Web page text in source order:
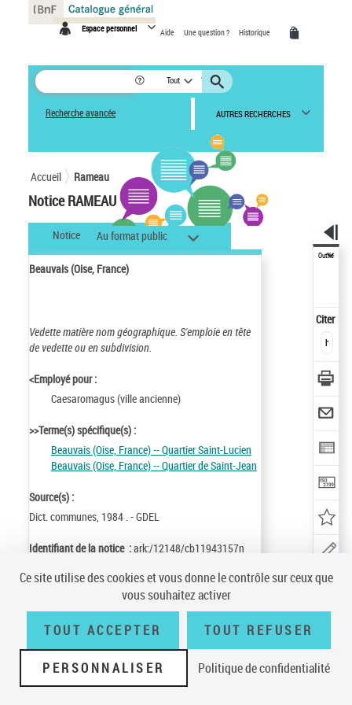
Espace personnel Aide Une question ? Historique
Tout
Recherche avancée AUTRES RECHERCHES
Accueil Rameau
Notice RAMEAU
Notice Au format public
Beauvais (Oise, France)
Vedette matière nom géographique. S'emploie en tête
de vedette ou en subdivision.
<Employé pour :
Caesaromagus (ville ancienne)
>>Terme(s) spécifique(s) :
Beauvais (Oise, France) -- Quartier Saint-Lucien
Beauvais (Oise, France) -- Quartier de Saint-Jean
Source(s) :
Dict. communes, 1984 . - GDEL
Identifiant de la notice :ark:/12148/cb11943157n
Création :82/04/05 Mise à jour :90/01/31
Outils
Citer
Accessibilité (non conforme) V 23.1.0
Panneau de gestion des cookies
Ce site utilise des cookies et vous donne le contrôle sur ceux que
vous souhaitez activer
TOUT ACCEPTER TOUT REFUSER
PERSONNALISER Politique de confidentialité